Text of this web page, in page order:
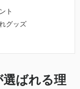
ト
グッズ
ばれる理